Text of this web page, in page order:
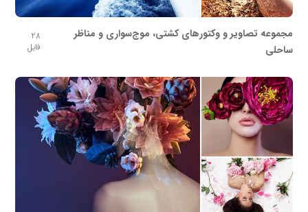
مجموعه تصاویر و وکتورهای کشتی، موج‌سواری و مناظر
ساحلی
28
فایل